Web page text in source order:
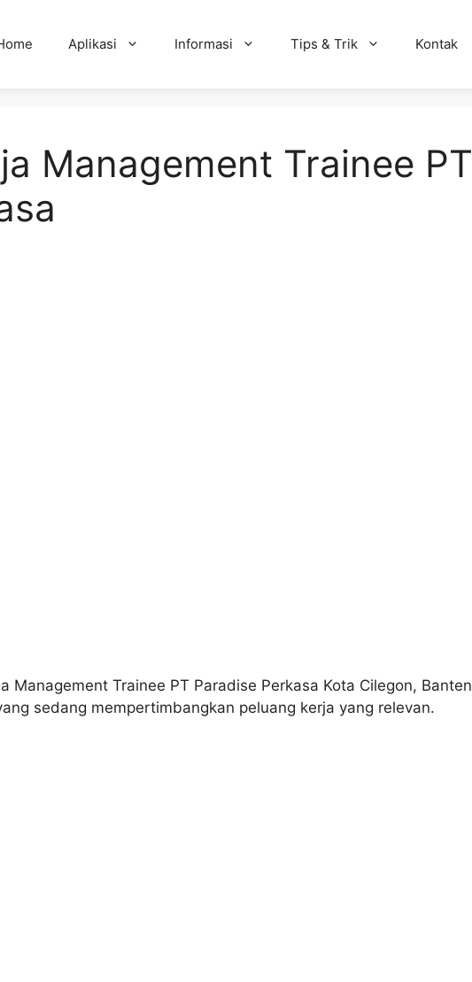
Aplikasi Informasi Tips & Trik Kontak
Management Trainee PT
Management Trainee PT Paradise Perkasa Kota Cilegon, Banten
sedang mempertimbangkan peluang kerja yang relevan.